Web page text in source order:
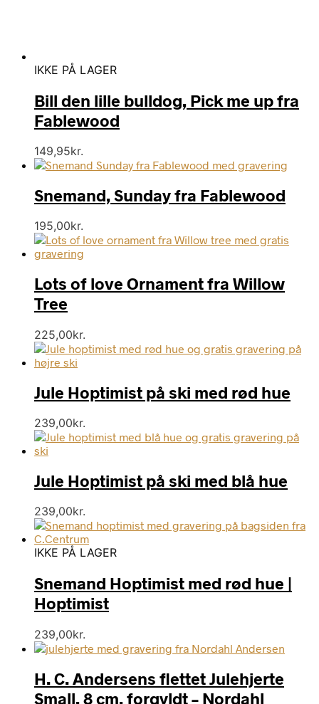
IKKE PÅ LAGER
Bill den lille bulldog, Pick me up fra
Fablewood
149,95kr.
Snemand, Sunday fra Fablewood
195,00kr.
Lots of love Ornament fra Willow
Tree
225,00kr.
Jule Hoptimist på ski med rød hue
239,00kr.
Jule Hoptimist på ski med blå hue
239,00kr.
IKKE PÅ LAGER
Snemand Hoptimist med rød hue |
Hoptimist
239,00kr.
H. C. Andersens flettet Julehjerte
Small, 8 cm, forgyldt – Nordahl